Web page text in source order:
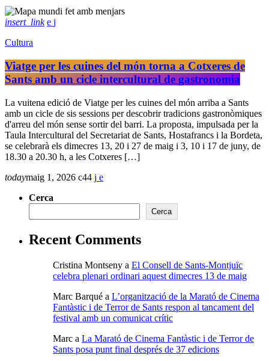
insert_link
Cultura
Viatge per les cuines del món torna a Cotxeres de
Sants amb un cicle intercultural de gastronomia
La vuitena edició de Viatge per les cuines del món arriba a Sants
amb un cicle de sis sessions per descobrir tradicions gastronòmiques
d'arreu del món sense sortir del barri. La proposta, impulsada per la
Taula Intercultural del Secretariat de Sants, Hostafrancs i la Bordeta,
se celebrarà els dimecres 13, 20 i 27 de maig i 3, 10 i 17 de juny, de
18.30 a 20.30 h, a les Cotxeres […]
todaymaig 1, 2026
44
Cerca
Cerca
Recent Comments
Cristina Montseny a El Consell de Sants-Montjuïc
celebra plenari ordinari aquest dimecres 13 de maig
Marc Barqué a L’organització de la Marató de Cinema
Fantàstic i de Terror de Sants respon al tancament del
festival amb un comunicat crític
Marc a La Marató de Cinema Fantàstic i de Terror de
Sants posa punt final després de 37 edicions